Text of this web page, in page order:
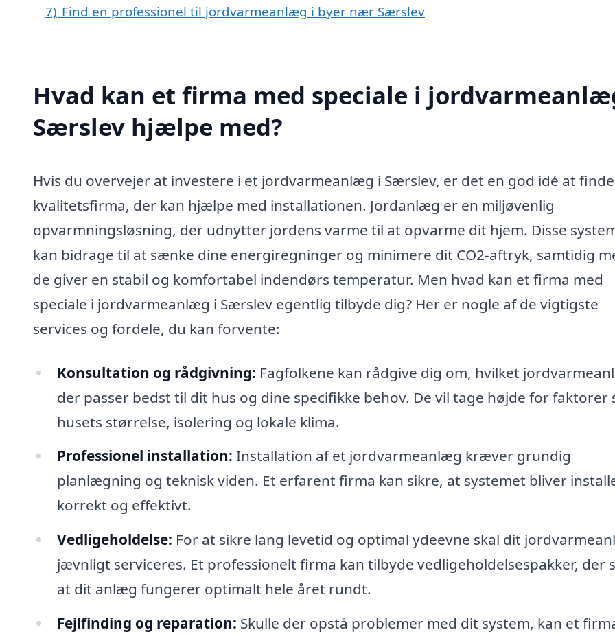
7) Find en professionel til jordvarmeanlæg i byer nær Særslev
Hvad kan et firma med speciale i
Særslev hjælpe med?
Hvis du overvejer at investere i et jordvarmeanlæg i Særslev, er det en god idé at
kvalitetsfirma, der kan hjælpe med installationen. Jordanlæg er en miljøvenlig
opvarmningsløsning, der udnytter jordens varme til at opvarme dit hjem. Disse
kan bidrage til at sænke dine energiregninger og minimere dit CO2-aftryk, samtidig
de giver en stabil og komfortabel indendørs temperatur. Men hvad kan et firma med
speciale i jordvarmeanlæg i Særslev egentlig tilbyde dig? Her er nogle af de vigtigste
services og fordele, du kan forvente:
Konsultation og rådgivning: Fagfolkene kan rådgive dig om, hvilket
der passer bedst til dit hus og dine specifikke behov. De vil tage højde for faktorer
husets størrelse, isolering og lokale klima.
Professionel installation: Installation af et jordvarmeanlæg kræver grundig
planlægning og teknisk viden. Et erfarent firma kan sikre, at systemet bliver
korrekt og effektivt.
Vedligeholdelse: For at sikre lang levetid og optimal ydeevne skal dit
jævnligt serviceres. Et professionelt firma kan tilbyde vedligeholdelsespakker, der
at dit anlæg fungerer optimalt hele året rundt.
Fejlfinding og reparation: Skulle der opstå problemer med dit system, kan et